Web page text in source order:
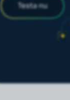
Testa nu